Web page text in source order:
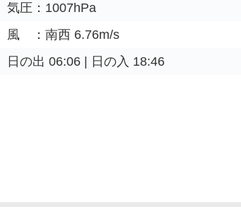
気圧：1007hPa
風 ：南西 6.76m/s
日の出 06:06 | 日の入 18:46